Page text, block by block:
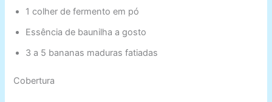
1 colher de fermento em pó
Essência de baunilha a gosto
3 a 5 bananas maduras fatiadas
Cobertura